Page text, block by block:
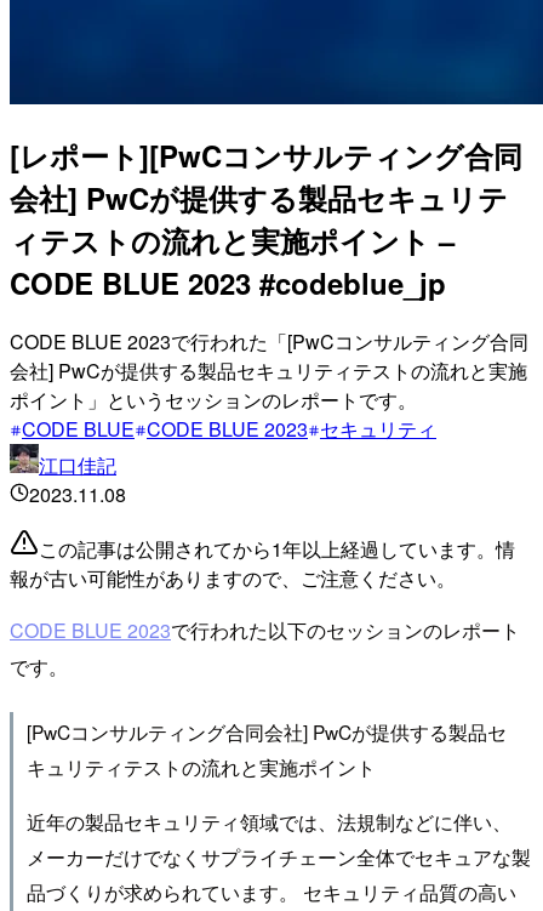
[レポート][PwCコンサルティング合同
会社] PwCが提供する製品セキュリテ
ィテストの流れと実施ポイント –
CODE BLUE 2023 #codeblue_jp
CODE BLUE 2023で行われた「[PwCコンサルティング合同
会社] PwCが提供する製品セキュリティテストの流れと実施
ポイント」というセッションのレポートです。
CODE BLUE CODE BLUE 2023 セキュリティ
江口佳記
2023.11.08
この記事は公開されてから1年以上経過しています。情
報が古い可能性がありますので、ご注意ください。
CODE BLUE 2023で行われた以下のセッションのレポート
です。
[PwCコンサルティング合同会社] PwCが提供する製品セ
キュリティテストの流れと実施ポイント
近年の製品セキュリティ領域では、法規制などに伴い、
メーカーだけでなくサプライチェーン全体でセキュアな製
品づくりが求められています。 セキュリティ品質の高い